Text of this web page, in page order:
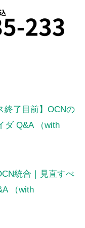
終了目前】OCNの
ダ Q&A （with
統合｜見直すべ
（with